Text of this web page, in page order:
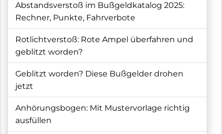
Abstandsverstoß im Bußgeldkatalog 2025:
Rechner, Punkte, Fahrverbote
Rotlichtverstoß: Rote Ampel überfahren und
geblitzt worden?
Geblitzt worden? Diese Bußgelder drohen
jetzt
Anhörungsbogen: Mit Mustervorlage richtig
ausfüllen